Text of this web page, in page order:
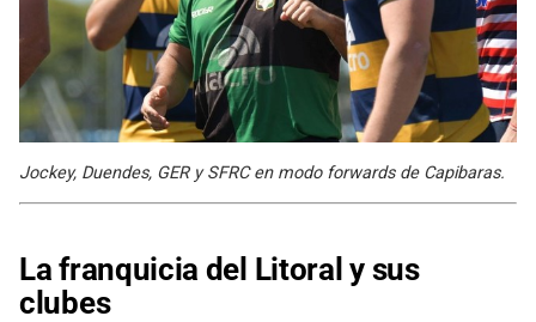
Jockey, Duendes, GER y SFRC en modo forwards de Capibaras.
La franquicia del Litoral y sus
clubes